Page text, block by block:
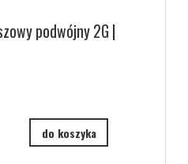
podwójny 2G |
do koszyka